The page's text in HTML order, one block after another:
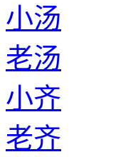
小汤
老汤
小齐
老齐